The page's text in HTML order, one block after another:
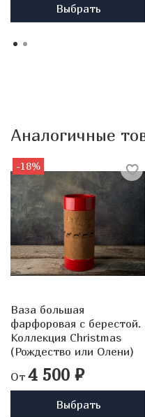
Выбрать
Аналогичные
-18%
Ваза большая
фарфоровая с берестой.
Коллекция Christmas
(Рождество или Олени)
От 4 500 ₽
Выбрать